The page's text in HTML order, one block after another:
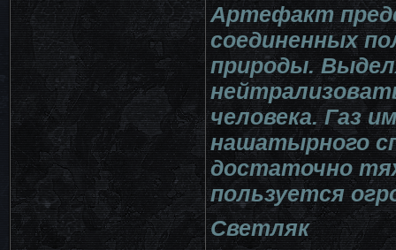
Артефакт
соединенных
природы.
человека. Газ
нашатырного
достаточно
пользуется
Светляк